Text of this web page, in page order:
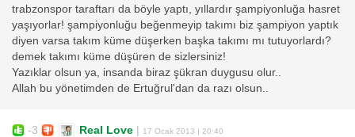
trabzonspor taraftarı da böyle yaptı, yıllardır şampiyonluğa hasret
yaşıyorlar! şampiyonluğu beğenmeyip takımı biz şampiyon yaptık
diyen varsa takım küme düşerken başka takımı mı tutuyorlardı?
demek takımı küme düşüren de sizlersiniz!
Yazıklar olsun ya, insanda biraz şükran duygusu olur..
Allah bu yönetimden de Ertuğrul'dan da razı olsun..
-3 Real Love | 17 Ocak 2013 | 20:40